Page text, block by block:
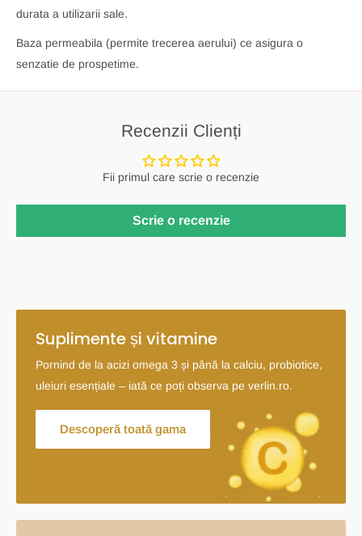
durata a utilizarii sale.
Baza permeabila (permite trecerea aerului) ce asigura o
senzatie de prospetime.
Recenzii Clienți
Fii primul care scrie o recenzie
Scrie o recenzie
Suplimente și vitamine
Pornind de la acizi omega 3 și până la calciu, probiotice,
uleiuri esențiale – iată ce poți observa pe verlin.ro.
Descoperă toată gama